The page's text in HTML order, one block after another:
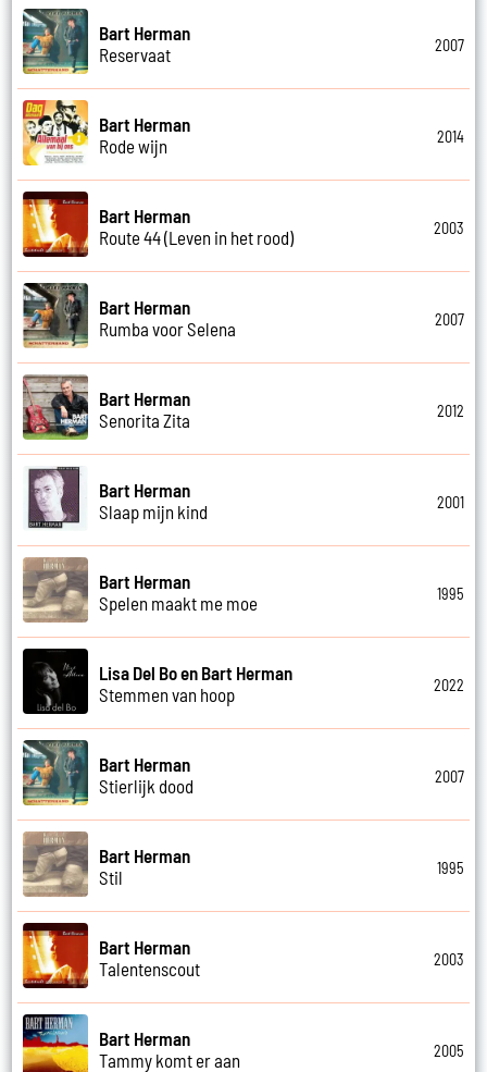
Bart Herman
Reservaat
2007
Bart Herman
Rode wijn
2014
Bart Herman
Route 44 (Leven in het rood)
2003
Bart Herman
Rumba voor Selena
2007
Bart Herman
Senorita Zita
2012
Bart Herman
Slaap mijn kind
2001
Bart Herman
Spelen maakt me moe
1995
Lisa Del Bo en Bart Herman
Stemmen van hoop
2022
Bart Herman
Stierlijk dood
2007
Bart Herman
Stil
1995
Bart Herman
Talentenscout
2003
Bart Herman
Tammy komt er aan
2005